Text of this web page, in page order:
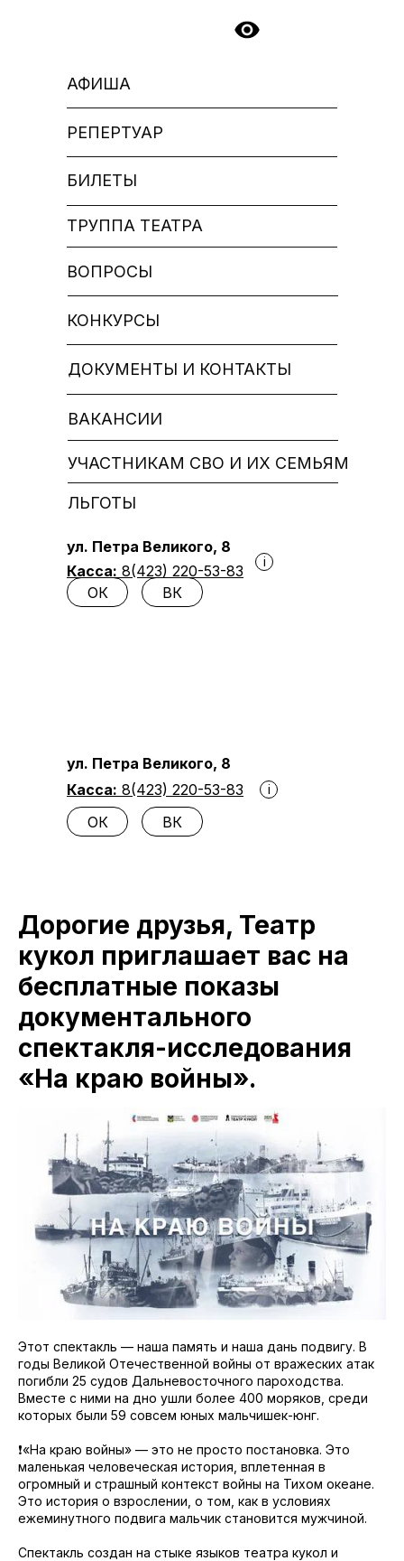
БИЛЕТЫ
РЕПЕРТУАР
АФИША
УЧАСТНИКАМ СВО И ИХ СЕМЬЯМ
ДОКУМЕНТЫ И КОНТАКТЫ
ул. Петра Великого, 8
Касса: 8(423) 220-53-83
ВАКАНСИИ
ВК
ОК
i
КОНКУРСЫ
ВОПРОСЫ
ТРУППА ТЕАТРА
ЛЬГОТЫ
ул. Петра Великого, 8
Касса: 8(423) 220-53-83
ВК
ОК
i
Дорогие друзья, Театр
кукол приглашает вас на
бесплатные показы
документального
спектакля-исследования
«На краю войны».
Этот спектакль — наша память и наша дань подвигу. В
годы Великой Отечественной войны от вражеских атак
погибли 25 судов Дальневосточного пароходства.
Вместе с ними на дно ушли более 400 моряков, среди
которых были 59 совсем юных мальчишек-юнг.
❗️«На краю войны» — это не просто постановка. Это
маленькая человеческая история, вплетенная в
огромный и страшный контекст войны на Тихом океане.
Это история о взрослении, о том, как в условиях
ежеминутного подвига мальчик становится мужчиной.
Спектакль создан на стыке языков театра кукол и